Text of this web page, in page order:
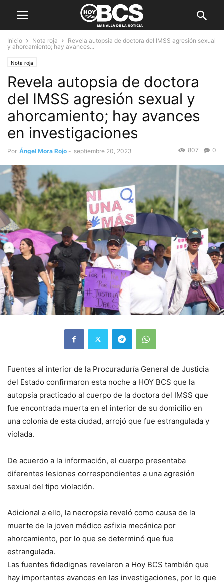
Inicio Nota roja
Revela autopsia de doctora del IMSS agresión sexual
y ahorcamiento; hay avances...
Nota roja
Revela autopsia de doctora
del IMSS agresión sexual y
ahorcamiento; hay avances
en investigaciones
Por Ángel Mora Rojo - septiembre 20, 2023 0
807
Fuentes al interior de la Procuraduría General de Justicia
del Estado confirmaron esta noche a HOY BCS que la
autopsia practicado al cuerpo de la doctora del IMSS que
fue encontrada muerta en el interior de su domicilio en
una colonia de esta ciudad, arrojó que fue estrangulada y
violada.
De acuerdo a la información, el cuerpo presentaba
diferentes lesiones correspondientes a una agresión
sexual del tipo violación.
Adicional a ello, la necropsia reveló como causa de la
muerte de la joven médico asfixia mecánica por
ahorcamiento, por lo que se determinó que fue
estrangulada.
Las fuentes fidedignas revelaron a Hoy BCS también que
hay importantes avances en las investigaciones, por lo que